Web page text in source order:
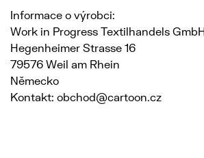
Informace o výrobci:
Work in Progress Textilhandels
Hegenheimer Strasse 16
79576 Weil am Rhein
Německo
Kontakt: obchod@cartoon.cz